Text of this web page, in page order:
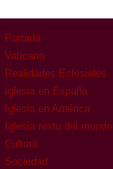
Portada
Vaticano
Realidades Eclesiales
Iglesia en España
Iglesia en América
Iglesia resto del mundo
Cultura
Sociedad